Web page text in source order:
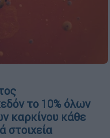
το 10% όλων
καρκίνου κάθε
στοιχεία